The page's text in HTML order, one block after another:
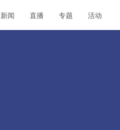
新闻 直播 专题 活动